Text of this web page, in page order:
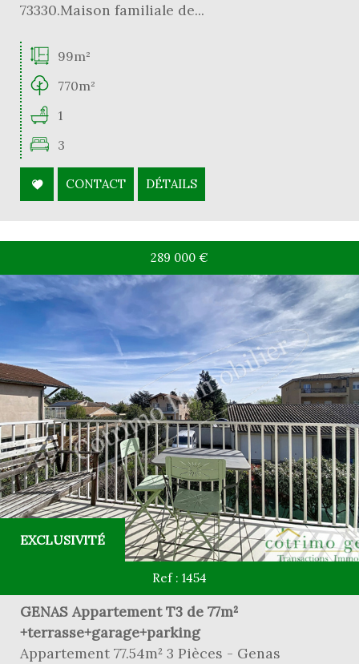
73330.Maison familiale de...
99m²
770m²
1
3
CONTACT DÉTAILS
EXCLUSIVITÉ
289 000 €
Ref : 1454
GENAS Appartement T3 de 77m²
+terrasse+garage+parking
Appartement 77.54m² 3 Pièces - Genas